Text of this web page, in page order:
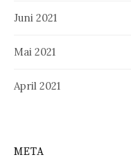
Juni 2021
Mai 2021
April 2021
META